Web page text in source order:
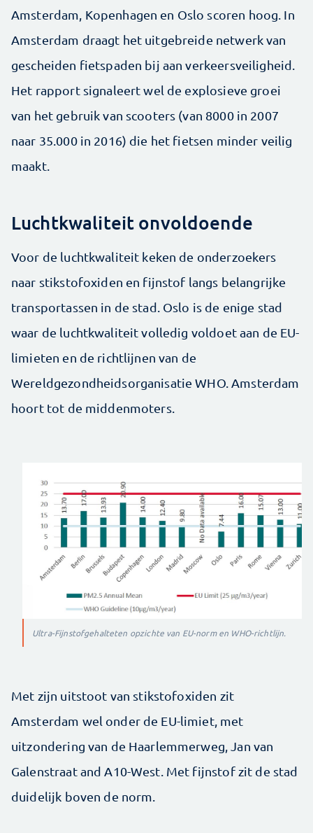
Amsterdam, Kopenhagen en Oslo scoren hoog. In
Amsterdam draagt het uitgebreide netwerk van
gescheiden fietspaden bij aan verkeersveiligheid.
Het rapport signaleert wel de explosieve groei
van het gebruik van scooters (van 8000 in 2007
naar 35.000 in 2016) die het fietsen minder veilig
maakt.
Luchtkwaliteit onvoldoende
Voor de luchtkwaliteit keken de onderzoekers
naar stikstofoxiden en fijnstof langs belangrijke
transportassen in de stad. Oslo is de enige stad
waar de luchtkwaliteit volledig voldoet aan de EU-
limieten en de richtlijnen van de
Wereldgezondheidsorganisatie WHO. Amsterdam
hoort tot de middenmoters.
Ultra-Fijnstofgehalteten opzichte van EU-norm en WHO-richtlijn.
Met zijn uitstoot van stikstofoxiden zit
Amsterdam wel onder de EU-limiet, met
uitzondering van de Haarlemmerweg, Jan van
Galenstraat and A10-West. Met fijnstof zit de stad
duidelijk boven de norm.